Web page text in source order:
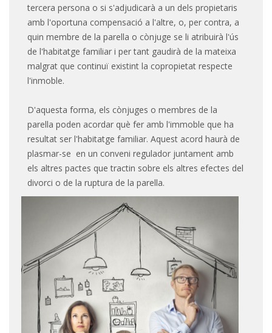
tercera persona o si s'adjudicarà a un dels propietaris
amb l'oportuna compensació a l'altre, o, per contra, a
quin membre de la parella o cònjuge se li atribuirà l'ús
de l'habitatge familiar i per tant gaudirà de la mateixa
malgrat que continuï existint la copropietat respecte
l'inmoble.
D'aquesta forma, els cònjuges o membres de la
parella poden acordar què fer amb l'immoble que ha
resultat ser l'habitatge familiar. Aquest acord haurà de
plasmar-se en un conveni regulador juntament amb
els altres pactes que tractin sobre els altres efectes del
divorci o de la ruptura de la parella.